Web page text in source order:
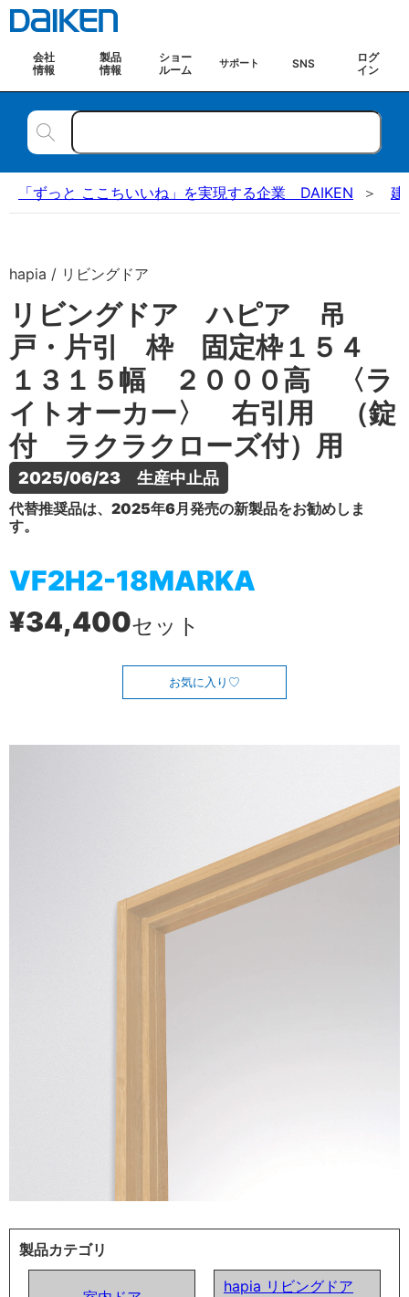
会社
情報
製品
情報
ショー
ルーム
サポート SNS
ログ
イン
「ずっと ここちいいね」を実現する企業 DAIKEN 建
hapia / リビングドア
リビングドア ハピア 吊
戸・片引 枠 固定枠１５４
１３１５幅 ２０００高 〈ラ
イトオーカー〉 右引用 （錠
付 ラクラクローズ付）用
2025/06/23　生産中止品
代替推奨品は、2025年6月発売の新製品をお勧めしま
す。
VF2H2-18MARKA
¥34,400セット
お気に入り
製品カテゴリ
hapia リビングドア